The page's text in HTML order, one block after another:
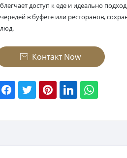
доступ к еде и идеально
в буфете или ресторанов,
 Контакт Now